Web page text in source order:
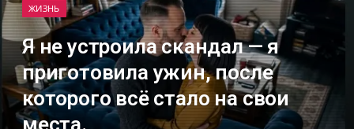
ЖИЗНЬ
Я не устроила скандал — я
приготовила ужин, после
которого всё стало на свои
места.